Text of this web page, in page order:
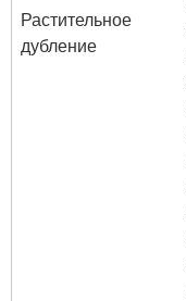
Растительное
дубление